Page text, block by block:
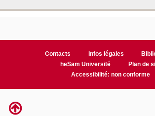
Contacts Infos légales
heSam Université
Plan de
Accessibilité: non conforme